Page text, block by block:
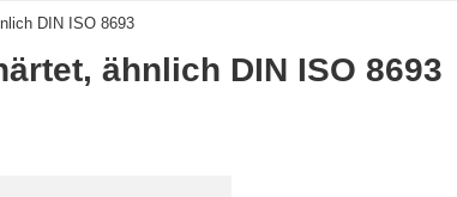
DIN ISO 8693
ähnlich DIN ISO 8693